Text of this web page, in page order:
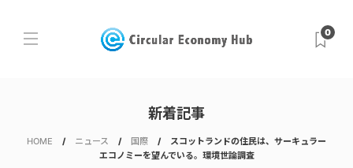
0
新着記事
HOME ニュース 国際
スコットランドの住民は、サーキュラー
エコノミーを望んでいる。環境世論調査